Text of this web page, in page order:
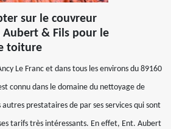
sur le couvreur
& Fils pour le
toiture
Le Franc et dans tous les environs du 89160
connu dans le domaine du nettoyage de
prestataires de par ses services qui sont
tarifs très intéressants. En effet, Ent. Aubert